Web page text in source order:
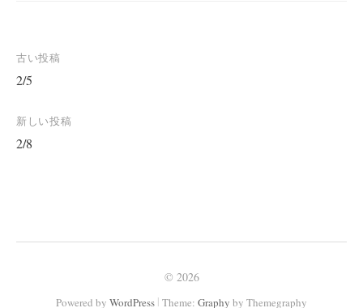
投
稿
ナ
ビ
古い投稿
2/5
新しい投稿
2/8
© 2026
Powered by WordPress | Theme: Graphy by Themegraphy